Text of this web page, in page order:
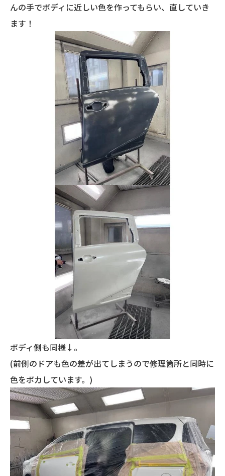
んの手でボディに近しい色を作ってもらい、直していき
ます！
ボディ側も同様↓。
(前側のドアも色の差が出てしまうので修理箇所と同時に
色をボカしています。)